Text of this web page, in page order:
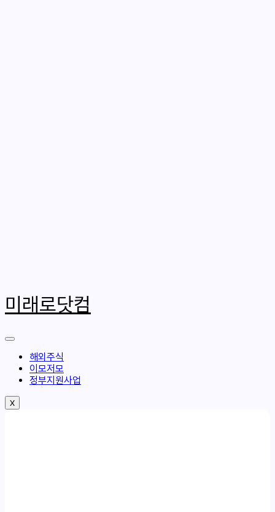
텐
츠
너
미래로닷컴
해외주식
이모저모
정부지원사업
X